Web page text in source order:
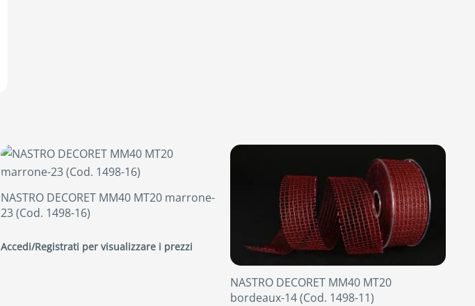
NASTRO DECORET MM40 MT20 marrone-
23 (Cod. 1498-16)
Accedi/Registrati per visualizzare i prezzi
NASTRO DECORET MM40 MT20
bordeaux-14 (Cod. 1498-11)